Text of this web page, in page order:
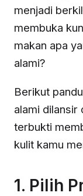
menjadi
membuka
makan apa
alami?
Berikut
alami dilansir
terbukti
kulit kamu
1. Pilih